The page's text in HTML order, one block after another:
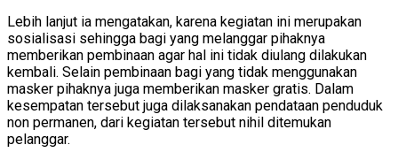
Lebih lanjut ia mengatakan, karena kegiatan ini merupakan
sosialisasi sehingga bagi yang melanggar pihaknya
memberikan pembinaan agar hal ini tidak diulang dilakukan
kembali. Selain pembinaan bagi yang tidak menggunakan
masker pihaknya juga memberikan masker gratis. Dalam
kesempatan tersebut juga dilaksanakan pendataan penduduk
non permanen, dari kegiatan tersebut nihil ditemukan
pelanggar.